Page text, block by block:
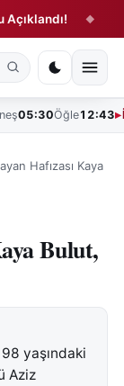
◆ Rukiye
05:30Öğle12:43
Hafızası Kaya
Bulut,
yaşındaki
Aziz